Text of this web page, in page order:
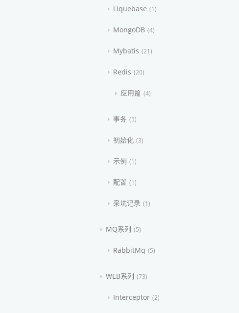
Liquebase 1
MongoDB 4
Mybatis 21
Redis 20
应用篇 4
事务 5
初始化 3
示例 1
配置 1
采坑记录 1
MQ系列 5
RabbitMq 5
WEB系列 73
Interceptor 2